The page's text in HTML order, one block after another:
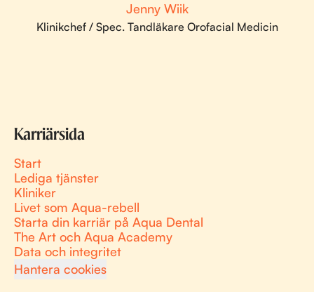
Jenny Wiik
Klinikchef / Spec. Tandläkare Orofacial Medicin
Karriärsida
Start
Lediga tjänster
Kliniker
Livet som Aqua-rebell
Starta din karriär på Aqua Dental
The Art och Aqua Academy
Data och integritet
Hantera cookies